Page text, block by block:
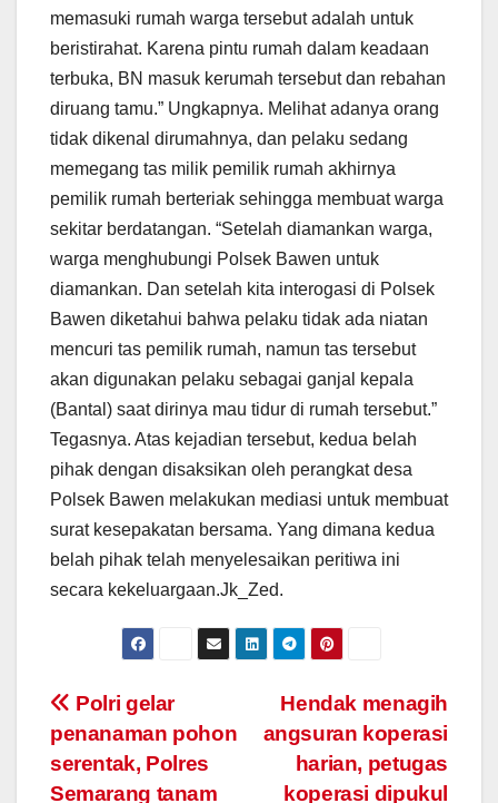
memasuki rumah warga tersebut adalah untuk
beristirahat. Karena pintu rumah dalam keadaan
terbuka, BN masuk kerumah tersebut dan rebahan
diruang tamu.” Ungkapnya. Melihat adanya orang
tidak dikenal dirumahnya, dan pelaku sedang
memegang tas milik pemilik rumah akhirnya
pemilik rumah berteriak sehingga membuat warga
sekitar berdatangan. “Setelah diamankan warga,
warga menghubungi Polsek Bawen untuk
diamankan. Dan setelah kita interogasi di Polsek
Bawen diketahui bahwa pelaku tidak ada niatan
mencuri tas pemilik rumah, namun tas tersebut
akan digunakan pelaku sebagai ganjal kepala
(Bantal) saat dirinya mau tidur di rumah tersebut.”
Tegasnya. Atas kejadian tersebut, kedua belah
pihak dengan disaksikan oleh perangkat desa
Polsek Bawen melakukan mediasi untuk membuat
surat kesepakatan bersama. Yang dimana kedua
belah pihak telah menyelesaikan peritiwa ini
secara kekeluargaan.Jk_Zed.
Post
navigation
Hendak menagih
angsuran koperasi
harian, petugas
koperasi dipukul
Polri gelar
penanaman pohon
serentak, Polres
Semarang tanam